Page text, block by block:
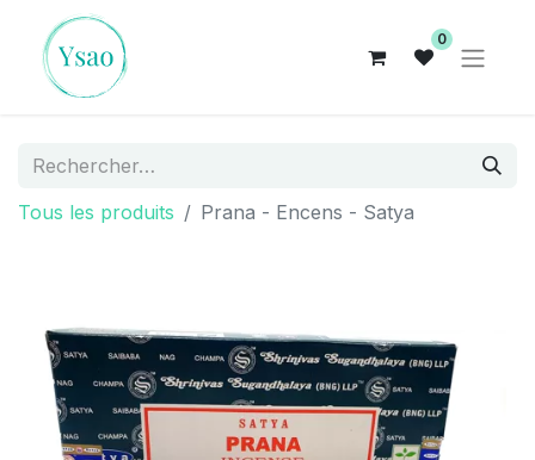
0
Tous les produits Prana - Encens - Satya